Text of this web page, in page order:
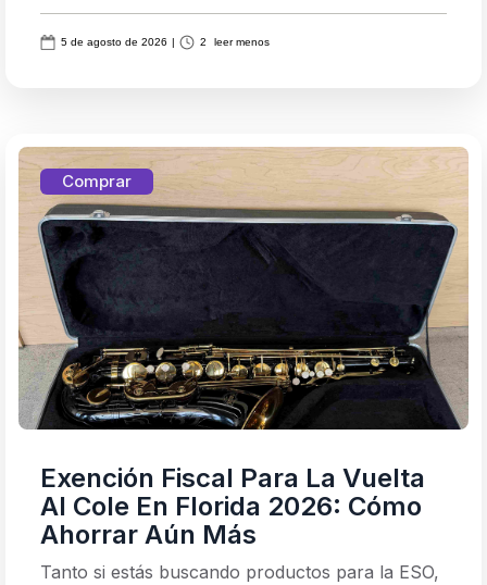
5 de agosto de 2026 2 leer menos
Comprar
Exención Fiscal Para La Vuelta
Al Cole En Florida 2026: Cómo
Ahorrar Aún Más
Tanto si estás buscando productos para la ESO,